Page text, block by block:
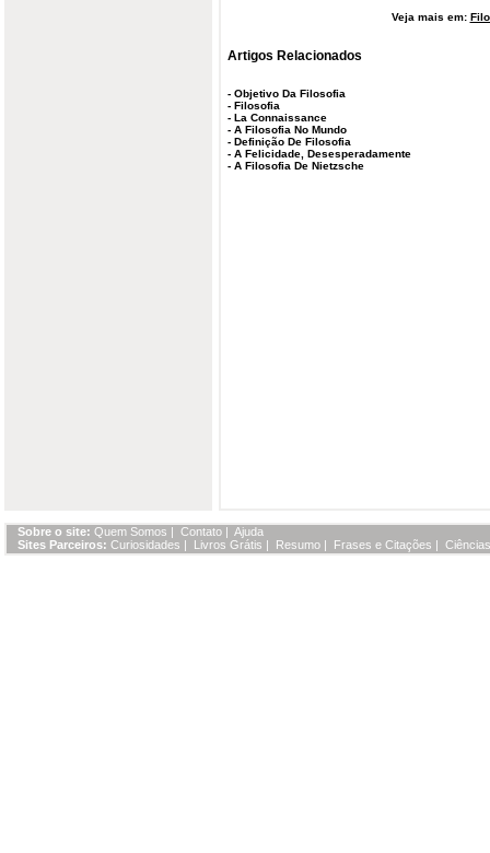
Veja mais em:
Artigos Relacionados
- Objetivo Da Filosofia
- Filosofia
- La Connaissance
- A Filosofia No Mundo
- Definição De Filosofia
- A Felicidade, Desesperadamente
- A Filosofia De Nietzsche
Sobre o site: Quem Somos | Contato | Ajuda
Sites Parceiros: Curiosidades | Livros Grátis | Resumo | Frases e Citações |